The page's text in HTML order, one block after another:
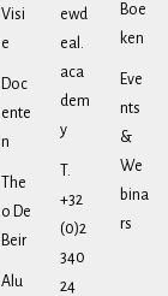
Visi
e
Doc
ente
n
The
o De
Beir
Alu
ewd
eal.
aca
dem
y
T.
+32
(0)2
340
24
Boe
ken
Eve
nts
&
We
bina
rs